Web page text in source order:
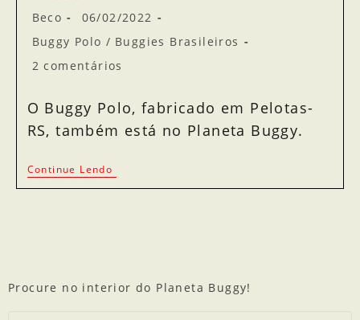
Beco
06/02/2022
Buggy Polo / Buggies Brasileiros
2 comentários
O Buggy Polo, fabricado em Pelotas-
RS, também está no Planeta Buggy.
Continue Lendo
Procure no interior do Planeta Buggy!